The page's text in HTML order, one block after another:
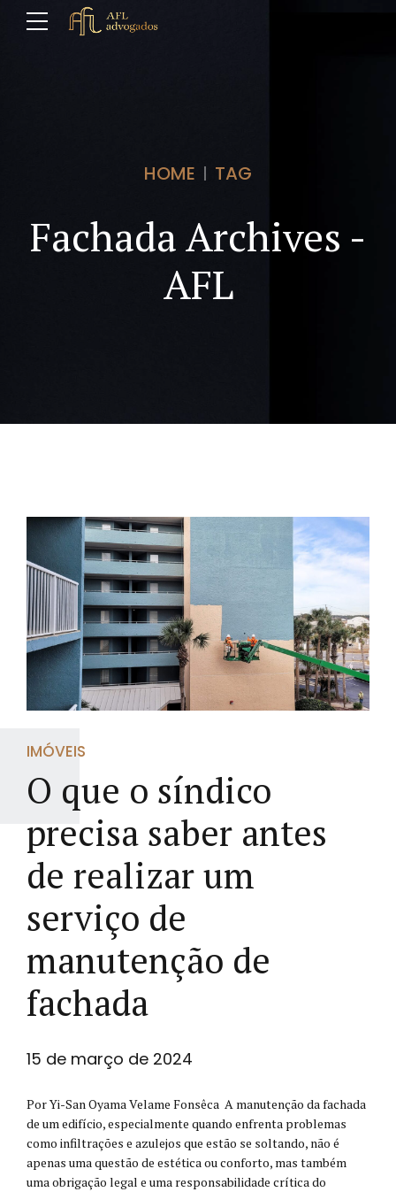
HOME TAG
Fachada Archives -
AFL
IMÓVEIS
O que o síndico
precisa saber antes
de realizar um
serviço de
manutenção de
fachada
15 de março de 2024
Por Yi-San Oyama Velame Fonsêca A manutenção da fachada
de um edifício, especialmente quando enfrenta problemas
como infiltrações e azulejos que estão se soltando, não é
apenas uma questão de estética ou conforto, mas também
uma obrigação legal e uma responsabilidade crítica do